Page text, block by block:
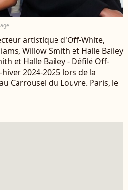
artistique d'Off-White,
Willow Smith et Halle Bailey
et Halle Bailey - Défilé Off-
2024-2025 lors de la
Carrousel du Louvre. Paris, le